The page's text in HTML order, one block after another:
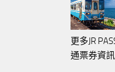
更多JR
通票券資訊